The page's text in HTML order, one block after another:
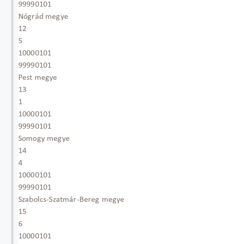
99990101
Nógrád megye
12
5
10000101
99990101
Pest megye
13
1
10000101
99990101
Somogy megye
14
4
10000101
99990101
Szabolcs-Szatmár-Bereg megye
15
6
10000101